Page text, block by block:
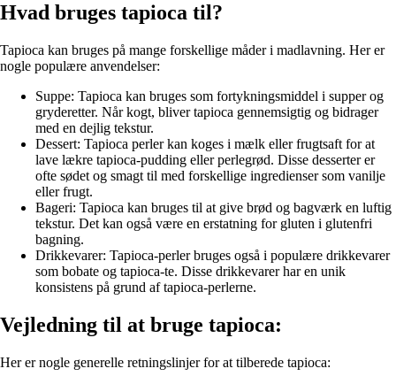
Hvad bruges tapioca til?
Tapioca kan bruges på mange forskellige måder i madlavning. Her er
nogle populære anvendelser:
Suppe: Tapioca kan bruges som fortykningsmiddel i supper og
gryderetter. Når kogt, bliver tapioca gennemsigtig og bidrager
med en dejlig tekstur.
Dessert: Tapioca perler kan koges i mælk eller frugtsaft for at
lave lækre tapioca-pudding eller perlegrød. Disse desserter er
ofte sødet og smagt til med forskellige ingredienser som vanilje
eller frugt.
Bageri: Tapioca kan bruges til at give brød og bagværk en luftig
tekstur. Det kan også være en erstatning for gluten i glutenfri
bagning.
Drikkevarer: Tapioca-perler bruges også i populære drikkevarer
som bobate og tapioca-te. Disse drikkevarer har en unik
konsistens på grund af tapioca-perlerne.
Vejledning til at bruge tapioca:
Her er nogle generelle retningslinjer for at tilberede tapioca: